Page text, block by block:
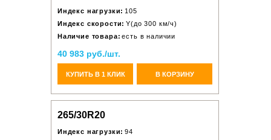
Индекс нагрузки: 105
Индекс скорости: Y(до 300 км/ч)
Наличие товара: есть в наличии
40 983 руб./шт.
КУПИТЬ В 1 КЛИК В КОРЗИНУ
265/30R20
Индекс нагрузки: 94